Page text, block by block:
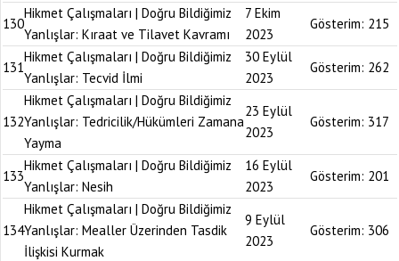
130
Hikmet Çalışmaları | Doğru Bildiğimiz
Yanlışlar: Kıraat ve Tilavet Kavramı
7 Ekim
2023
Gösterim: 215
131
Hikmet Çalışmaları | Doğru Bildiğimiz
Yanlışlar: Tecvid İlmi
30 Eylül
2023
Gösterim: 262
132
Hikmet Çalışmaları | Doğru Bildiğimiz
Yanlışlar: Tedricilik/Hükümleri Zamana
Yayma
23 Eylül
2023
Gösterim: 317
133
Hikmet Çalışmaları | Doğru Bildiğimiz
Yanlışlar: Nesih
16 Eylül
2023
Gösterim: 201
134
Hikmet Çalışmaları | Doğru Bildiğimiz
Yanlışlar: Mealler Üzerinden Tasdik
İlişkisi Kurmak
9 Eylül
2023
Gösterim: 306